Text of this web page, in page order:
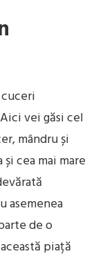
vei găsi cel
mândru și
cea mai mare
asemenea
de o
piață